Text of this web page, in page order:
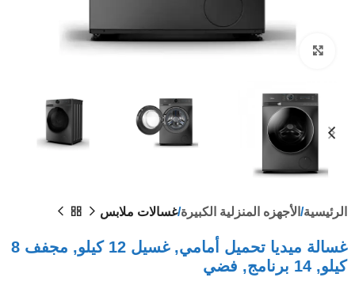
Click to enlarge
الرئيسية الأجهزه المنزلية الكبيرة غسالات ملابس
غسالة ميديا ​​تحميل أمامي, غسيل 12 كيلو, مجفف 8
كيلو, 14 برنامج, فضي